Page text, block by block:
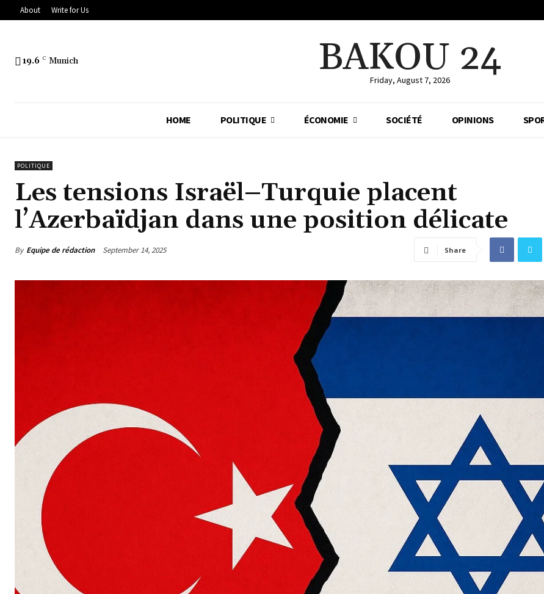
About Write for Us
19.6 C Munich BAKOU 24
Friday, August 7, 2026
HOME POLITIQUE ÉCONOMIE SOCIÉTÉ OPINIONS
POLITIQUE
Les tensions Israël–Turquie placent
l’Azerbaïdjan dans une position délicate
By Equipe de rédaction September 14, 2025 Share